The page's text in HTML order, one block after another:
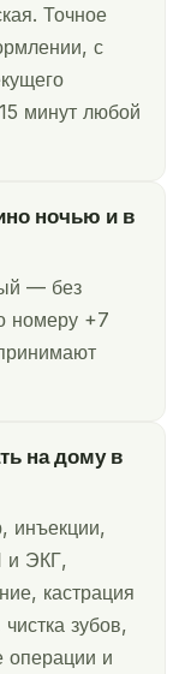
Точное
с
минут любой
ночью и в
— без
номеру +7
на дому в
инъекции,
и ЭКГ,
кастрация
зубов,
операции и